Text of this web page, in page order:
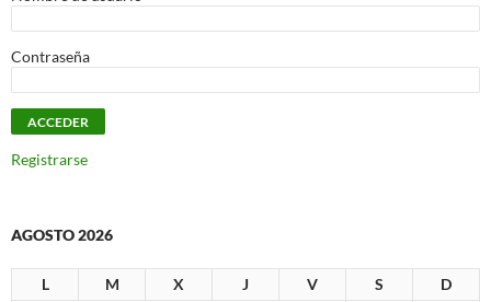
Contraseña
Registrarse
AGOSTO 2026
L M X J V S
D